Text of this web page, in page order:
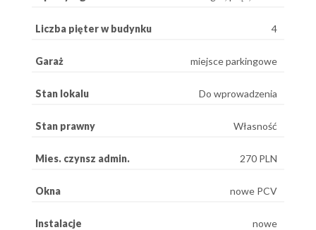
Liczba pięter w budynku 4
Garaż miejsce parkingowe
Stan lokalu Do wprowadzenia
Stan prawny Własność
Mies. czynsz admin. 270 PLN
Okna nowe PCV
Instalacje nowe